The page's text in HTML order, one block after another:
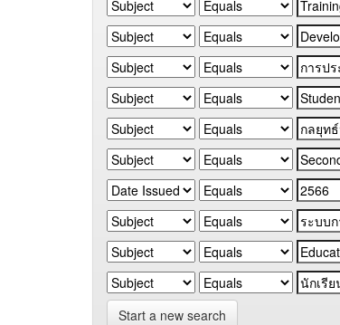
Start a new search